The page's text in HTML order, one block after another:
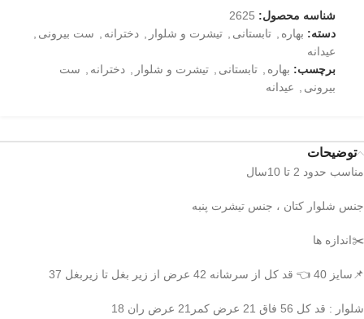
شناسه محصول: 2625
دسته: بهاره تابستانی تیشرت و شلوار دخترانه ست بیرونی
عیدانه
برچسب: بهاره تابستانی تیشرت و شلوار دخترانه
ست
بیرونی
عیدانه
توضیحات
مناسب حدود 2 تا 10سال
جنس شلوار کتان ، جنس تیشرت پنبه
✂️اندازه ها
📌سایز 40 👈 قد کل از سرشانه 42 عرض از زیر بغل تا زیربغل 37
شلوار : قد کل 56 فاق 21 عرض کمر21 عرض ران 18